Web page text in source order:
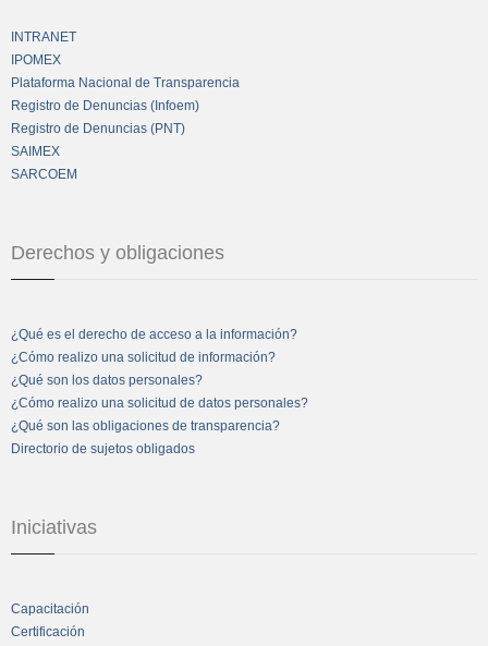
INTRANET
IPOMEX
Plataforma Nacional de Transparencia
Registro de Denuncias (Infoem)
Registro de Denuncias (PNT)
SAIMEX
SARCOEM
Derechos y obligaciones
¿Qué es el derecho de acceso a la información?
¿Cómo realizo una solicitud de información?
¿Qué son los datos personales?
¿Cómo realizo una solicitud de datos personales?
¿Qué son las obligaciones de transparencia?
Directorio de sujetos obligados
Iniciativas
Capacitación
Certificación